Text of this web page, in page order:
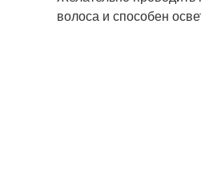
волоса и способен